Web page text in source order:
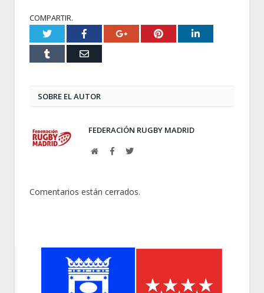
COMPARTIR.
Twitter Facebook Google+ Pinterest LinkedIn
Email
SOBRE EL AUTOR
FEDERACIÓN RUGBY MADRID
WebFacebookTwitter
Comentarios están cerrados.